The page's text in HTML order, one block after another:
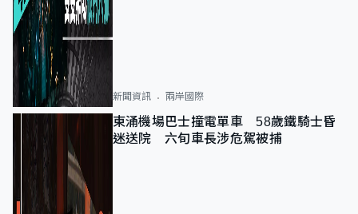
新聞資訊 兩岸國際
東涌機場巴士撞電單車 58歲鐵騎士昏
迷送院 六旬車長涉危駕被捕